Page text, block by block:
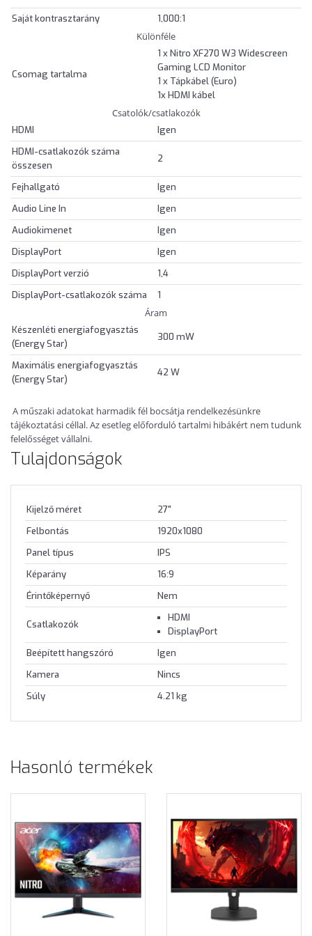
Saját kontrasztarány
1,000:1
Különféle
Csomag tartalma
1 x Nitro XF270 W3 Widescreen
Gaming LCD Monitor
1 x Tápkábel (Euro)
1x HDMI kábel
Csatolók/csatlakozók
HDMI
Igen
HDMI-csatlakozók száma
összesen
2
Fejhallgató
Igen
Audio Line In
Igen
Audiokimenet
Igen
DisplayPort
Igen
DisplayPort verzió
1,4
DisplayPort-csatlakozók száma
1
Áram
Készenléti energiafogyasztás
(Energy Star)
300 mW
Maximális energiafogyasztás
(Energy Star)
42 W
A műszaki adatokat harmadik fél bocsátja rendelkezésünkre
tájékoztatási céllal. Az esetleg előforduló tartalmi hibákért nem tudunk
felelősséget vállalni.
Tulajdonságok
Kijelző méret
27"
Felbontás
1920x1080
Panel típus
IPS
Képarány
16:9
Érintőképernyő
Nem
Csatlakozók
HDMI
DisplayPort
Beépített hangszóró
Igen
Kamera
Nincs
Súly
4.21 kg
Hasonló termékek